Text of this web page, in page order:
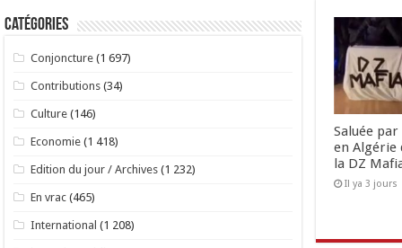
Saluée
en Algérie
la DZ
Il ya 3 jours
Catégories
Conjoncture (1 697)
Contributions (34)
Culture (146)
Economie (1 418)
Edition du jour / Archives (1 232)
En vrac (465)
International (1 208)